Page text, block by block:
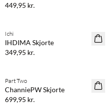
449,95 kr.
NYHED
Ichi
IHDIMA Skjorte
349,95 kr.
NYHED
Part Two
ChanniePW Skjorte
699,95 kr.